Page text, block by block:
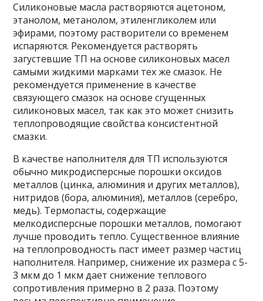
Силиконовые масла растворяются ацетоном,
этанолом, метанолом, этиленгликолем или
эфирами, поэтому растворители со временем
испаряются. Рекомендуется растворять
загустевшие ТП на основе силиконовых масел
самыми жидкими марками тех же смазок. Не
рекомендуется применение в качестве
связующего смазок на основе сгущенных
силиконовых масел, так как это может снизить
теплопроводящие свойства консистентной
смазки.
В качестве наполнителя для ТП используются
обычно микродисперсные порошки оксидов
металлов (цинка, алюминия и других металлов),
нитридов (бора, алюминия), металлов (серебро,
медь). Термопасты, содержащие
мелкодисперсные порошки металлов, помогают
лучше проводить тепло. Существенное влияние
на теплопроводность паст имеет размер частиц
наполнителя. Например, снижение их размера с 5-
3 мкм до 1 мкм дает снижение теплового
сопротивления примерно в 2 раза. Поэтому